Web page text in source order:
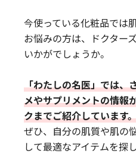
今使っている化粧品では
お悩みの方は、ドクター
いかがでしょうか。
「わたしの名医」では、
メやサプリメントの情報
クまでご紹介しています
ぜひ、自分の肌質や肌の
して最適なアイテムを探